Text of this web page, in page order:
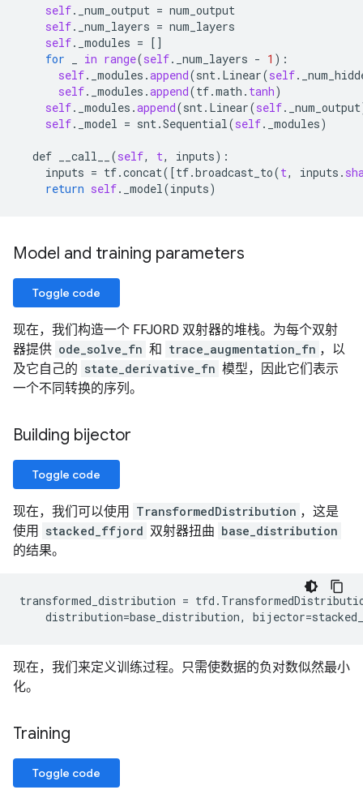
self. _num_output = num_output
self. _num_layers = num_layers
self. _modules = []
for
in range(self. _num_layers - 1 ):
self. _modules .append(snt . Linear(self.
self. _modules .append(tf.math . tanh)
self. _modules .append(snt . Linear(self. _num_output
self. _model = snt .Sequential (self. _modules)
def __call__ (self, t, inputs):
inputs = tf.concat([tf.broadcast_to(t, inputs .
return self. _model (inputs
Model and training parameters
Toggle code
现在，我们构造一个 FFJORD 双射器的堆栈。为每个双射
器提供 ode_solve_fn 和 trace_augmentation_fn ，以
及它自己的 state_derivative_fn 模型，因此它们表示
一个不同转换的序列。
Building bijector
Toggle code
现在，我们可以使用 TransformedDistribution ，这是
使用
stacked_ffjord 双射器扭曲 base_distribution
的结果。
transformed_distribution =
现在，我们来定义训练过程。只需使数据的负对数似然最小
化。
Training
Toggle code